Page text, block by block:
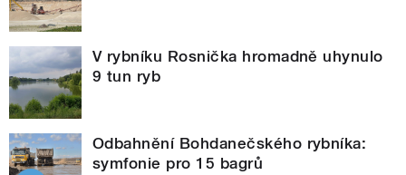
V rybníku Rosnička hromadně uhynulo
9 tun ryb
Odbahnění Bohdanečského rybníka:
symfonie pro 15 bagrů